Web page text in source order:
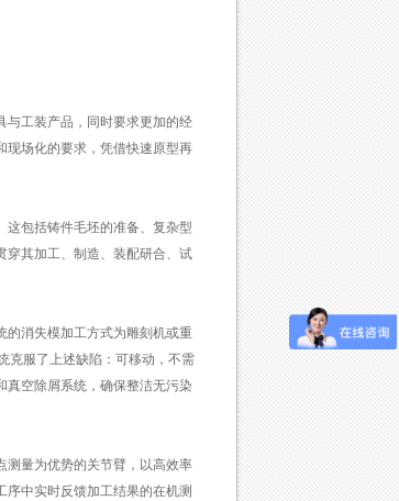
与工装产品，同时要求更加的经
现场化的要求，凭借快速原型再
这包括铸件毛坯的准备、复杂型
穿其加工、制造、装配研合、试
的消失模加工方式为雕刻机或重
克服了上述缺陷：可移动，不需
真空除屑系统，确保整洁无污染
量为优势的关节臂，以高效率
中实时反馈加工结果的在机测